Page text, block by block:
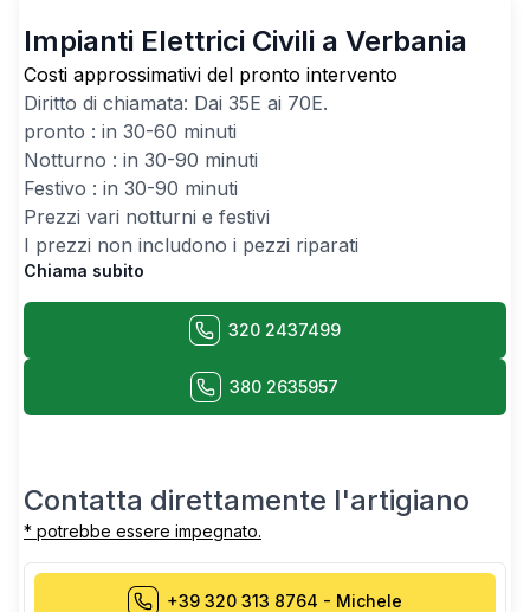
Impianti Elettrici Civili a Verbania
Costi approssimativi del pronto intervento
Diritto di chiamata: Dai 35E ai 70E.
pronto : in 30-60 minuti
Notturno : in 30-90 minuti
Festivo : in 30-90 minuti
Prezzi vari notturni e festivi
I prezzi non includono i pezzi riparati
Chiama subito
320 2437499
380 2635957
Contatta direttamente l'artigiano
* potrebbe essere impegnato.
+39 320 313 8764 - Michele